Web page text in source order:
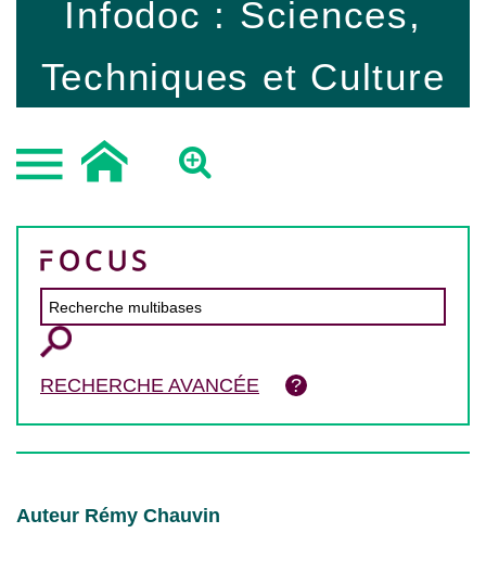
Infodoc : Sciences,
Techniques et Culture
RECHERCHE AVANCÉE
Auteur Rémy Chauvin